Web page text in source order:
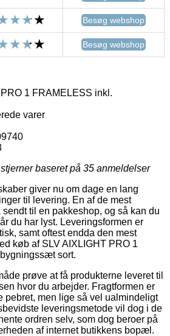
Besøg webshop
Besøg webshop
1 FRAMELESS inkl.
varer
baseret på 35 anmeldelser
giver nu om dage en lang
til levering. En af de mest
til en pakkeshop, og så kan du
du har lyst. Leveringsformen er
samt oftest endda den mest
køb af SLV AIXLIGHT PRO 1
sort.
prøve at få produkterne leveret til
hvor du arbejder. Fragtformen er
pebret, men lige så vel ualmindeligt
leveringsmetode vil dog i de
ordren selv, som dog beroer på
af internet butikkens bopæl.